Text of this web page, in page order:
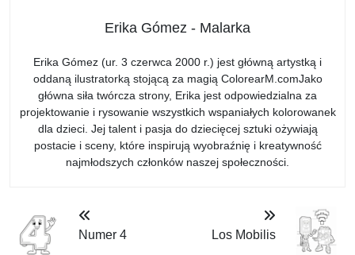
Erika Gómez - Malarka
Erika Gómez (ur. 3 czerwca 2000 r.) jest główną artystką i
oddaną ilustratorką stojącą za magią ColorearM.comJako
główna siła twórcza strony, Erika jest odpowiedzialna za
projektowanie i rysowanie wszystkich wspaniałych kolorowanek
dla dzieci. Jej talent i pasja do dziecięcej sztuki ożywiają
postacie i sceny, które inspirują wyobraźnię i kreatywność
najmłodszych członków naszej społeczności.
Numer 4 Los Mobilis